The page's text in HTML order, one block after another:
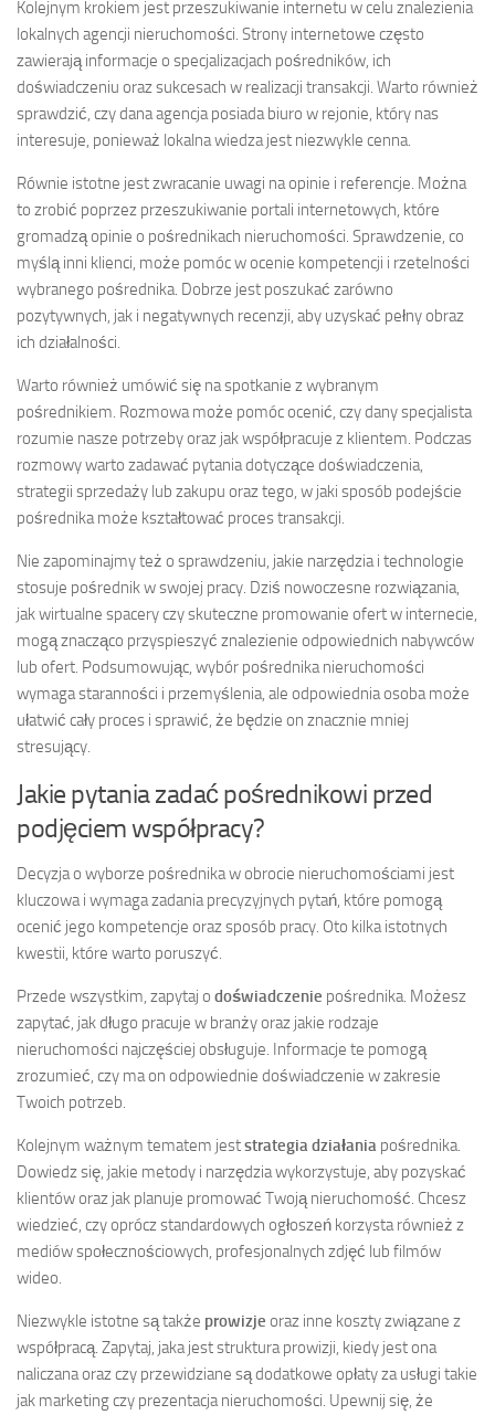
Kolejnym krokiem jest przeszukiwanie internetu w celu znalezienia
lokalnych agencji nieruchomości. Strony internetowe często
zawierają informacje o specjalizacjach pośredników, ich
doświadczeniu oraz sukcesach w realizacji transakcji. Warto również
sprawdzić, czy dana agencja posiada biuro w rejonie, który nas
interesuje, ponieważ lokalna wiedza jest niezwykle cenna.
Równie istotne jest zwracanie uwagi na opinie i referencje. Można
to zrobić poprzez przeszukiwanie portali internetowych, które
gromadzą opinie o pośrednikach nieruchomości. Sprawdzenie, co
myślą inni klienci, może pomóc w ocenie kompetencji i rzetelności
wybranego pośrednika. Dobrze jest poszukać zarówno
pozytywnych, jak i negatywnych recenzji, aby uzyskać pełny obraz
ich działalności.
Warto również umówić się na spotkanie z wybranym
pośrednikiem. Rozmowa może pomóc ocenić, czy dany specjalista
rozumie nasze potrzeby oraz jak współpracuje z klientem. Podczas
rozmowy warto zadawać pytania dotyczące doświadczenia,
strategii sprzedaży lub zakupu oraz tego, w jaki sposób podejście
pośrednika może kształtować proces transakcji.
Nie zapominajmy też o sprawdzeniu, jakie narzędzia i technologie
stosuje pośrednik w swojej pracy. Dziś nowoczesne rozwiązania,
jak wirtualne spacery czy skuteczne promowanie ofert w internecie,
mogą znacząco przyspieszyć znalezienie odpowiednich nabywców
lub ofert. Podsumowując, wybór pośrednika nieruchomości
wymaga staranności i przemyślenia, ale odpowiednia osoba może
ułatwić cały proces i sprawić, że będzie on znacznie mniej
stresujący.
Jakie pytania zadać pośrednikowi przed
podjęciem współpracy?
Decyzja o wyborze pośrednika w obrocie nieruchomościami jest
kluczowa i wymaga zadania precyzyjnych pytań, które pomogą
ocenić jego kompetencje oraz sposób pracy. Oto kilka istotnych
kwestii, które warto poruszyć.
Przede wszystkim, zapytaj o doświadczenie pośrednika. Możesz
zapytać, jak długo pracuje w branży oraz jakie rodzaje
nieruchomości najczęściej obsługuje. Informacje te pomogą
zrozumieć, czy ma on odpowiednie doświadczenie w zakresie
Twoich potrzeb.
Kolejnym ważnym tematem jeststrategia działania pośrednika.
Dowiedz się, jakie metody i narzędzia wykorzystuje, aby pozyskać
klientów oraz jak planuje promować Twoją nieruchomość. Chcesz
wiedzieć, czy oprócz standardowych ogłoszeń korzysta również z
mediów społecznościowych, profesjonalnych zdjęć lub filmów
wideo.
Niezwykle istotne są także prowizje oraz inne koszty związane z
współpracą. Zapytaj, jaka jest struktura prowizji, kiedy jest ona
naliczana oraz czy przewidziane są dodatkowe opłaty za usługi takie
jak marketing czy prezentacja nieruchomości. Upewnij się, że